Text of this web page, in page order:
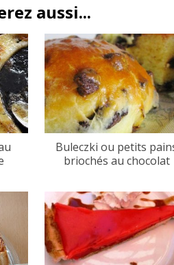
aussi...
Buleczki ou petits
briochés au chocolat